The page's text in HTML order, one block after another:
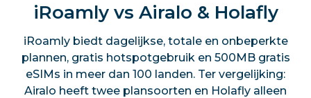
iRoamly vs Airalo & Holafly
iRoamly biedt dagelijkse, totale en onbeperkte
plannen, gratis hotspotgebruik en 500MB gratis
eSIMs in meer dan 100 landen. Ter vergelijking:
Airalo heeft twee plansoorten en Holafly alleen